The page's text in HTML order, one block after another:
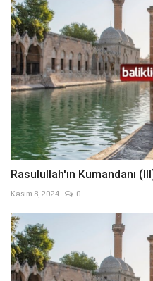
Rasulullah'ın Kumandanı
Kasım 8, 2024 0